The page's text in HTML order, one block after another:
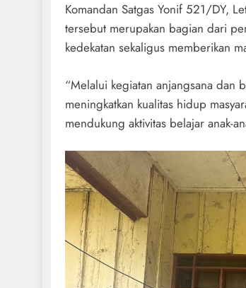
Komandan Satgas Yonif 521/DY,
tersebut merupakan bagian dari
kedekatan sekaligus memberikan
“Melalui kegiatan anjangsana dan
meningkatkan kualitas hidup
mendukung aktivitas belajar anak-